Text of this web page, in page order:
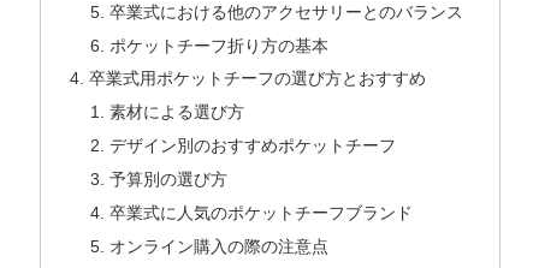
卒業式における他のアクセサリーとのバランス
ポケットチーフ折り方の基本
卒業式用ポケットチーフの選び方とおすすめ
素材による選び方
デザイン別のおすすめポケットチーフ
予算別の選び方
卒業式に人気のポケットチーフブランド
オンライン購入の際の注意点